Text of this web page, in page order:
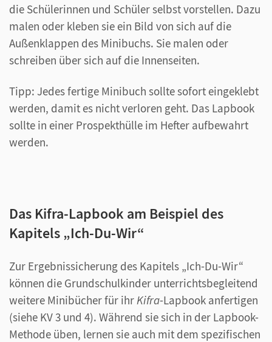
die Schülerinnen und Schüler selbst vorstellen. Dazu
malen oder kleben sie ein Bild von sich auf die
Außenklappen des Minibuchs. Sie malen oder
schreiben über sich auf die Innenseiten.
Tipp: Jedes fertige Minibuch sollte sofort eingeklebt
werden, damit es nicht verloren geht. Das Lapbook
sollte in einer Prospekthülle im Hefter aufbewahrt
werden.
Das Kifra-Lapbook am Beispiel des
Kapitels „Ich-Du-Wir“
Zur Ergebnissicherung des Kapitels „Ich-Du-Wir“
können die Grundschulkinder unterrichtsbegleitend
weitere Minibücher für ihrKifra-Lapbook anfertigen
(siehe KV 3 und 4). Während sie sich in der Lapbook-
Methode üben, lernen sie auch mit dem spezifischen